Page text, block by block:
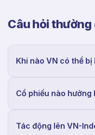
Câu hỏi thường
Khi nào VN có thể
Cổ phiếu nào hưởng
Tác động lên VN-